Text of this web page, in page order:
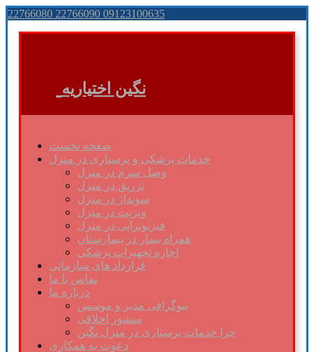
22766080 22766090 09123100635
نگین اختیاریه
صفحه نخست
خدمات پزشکی و پرستاری در منزل
وصل سرم در منزل
تزریق در منزل
سونداژ در منزل
ویزیت در منزل
فیزیوتراپی در منزل
همراه بیمار در بیمارستان
اجاره تجهیزات پزشکی
قرارداد های سازمانی
تماس با ما
درباره ما
بیوگرافی مدیر و موسس
منشور اخلاقی
چرا خدمات پرستاری در منزل نگین
دعوت به همکاری